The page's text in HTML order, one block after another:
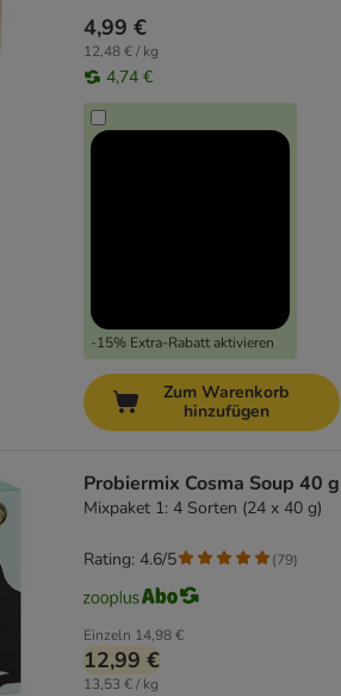
4,99 €
12,48 € / kg
4,74 €
-15% Extra-Rabatt aktivieren
Zum Warenkorb
hinzufügen
Probiermix Cosma Soup 40 g
Mixpaket 1: 4 Sorten (24 x 40 g)
Einzeln 14,98 €
12,99 €
13,53 € / kg
Rating: 4.6/5 (79)